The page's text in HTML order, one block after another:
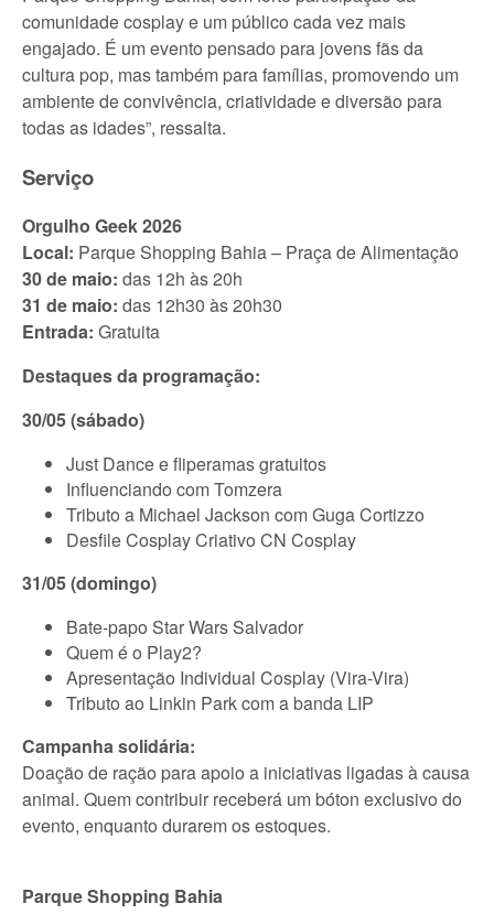
comunidade cosplay e um público cada vez mais
engajado. É um evento pensado para jovens fãs da
cultura pop, mas também para famílias, promovendo um
ambiente de convivência, criatividade e diversão para
todas as idades”, ressalta.
Serviço
Orgulho Geek 2026
Local: Parque Shopping Bahia – Praça de Alimentação
30 de maio: das 12h às 20h
31 de maio: das 12h30 às 20h30
Entrada: Gratuita
Destaques da programação:
30/05 (sábado)
Just Dance e fliperamas gratuitos
Influenciando com Tomzera
Tributo a Michael Jackson com Guga Cortizzo
Desfile Cosplay Criativo CN Cosplay
31/05 (domingo)
Bate-papo Star Wars Salvador
Quem é o Play2?
Apresentação Individual Cosplay (Vira-Vira)
Tributo ao Linkin Park com a banda LIP
Campanha solidária:
Doação de ração para apoio a iniciativas ligadas à causa
animal. Quem contribuir receberá um bóton exclusivo do
evento, enquanto durarem os estoques.
Parque Shopping Bahia